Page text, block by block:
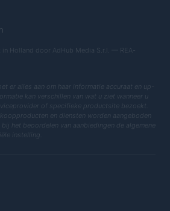
Holland door AdHub Media S.r.l. — REA-
er alles aan om haar informatie accuraat en up-
kan verschillen van wat u ziet wanneer u
of specifieke productsite bezoekt.
en diensten worden aangeboden
het beoordelen van aanbiedingen de algemene
instelling.